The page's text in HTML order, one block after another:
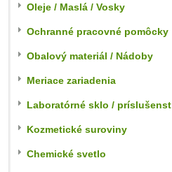
Oleje / Maslá / Vosky
Ochranné pracovné pomôcky
Obalový materiál / Nádoby
Meriace zariadenia
Laboratórné sklo / príslušenst
Kozmetické suroviny
Chemické svetlo